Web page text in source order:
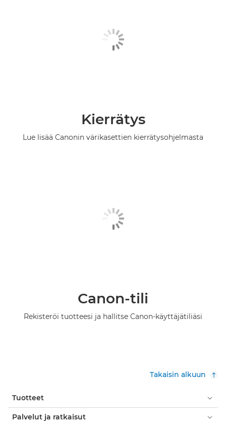
Kierrätys
Lue lisää Canonin värikasettien kierrätysohjelmasta
Canon-tili
Rekisteröi tuotteesi ja hallitse Canon-käyttäjätiliäsi
Takaisin alkuun
Tuotteet
Palvelut ja ratkaisut